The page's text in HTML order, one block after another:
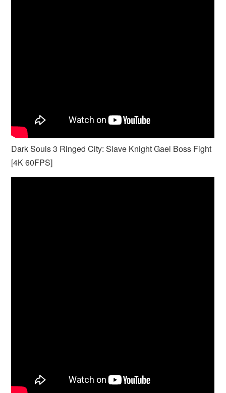
Dark Souls 3 Ringed City: Slave Knight Gael Boss Fight
[4K 60FPS]